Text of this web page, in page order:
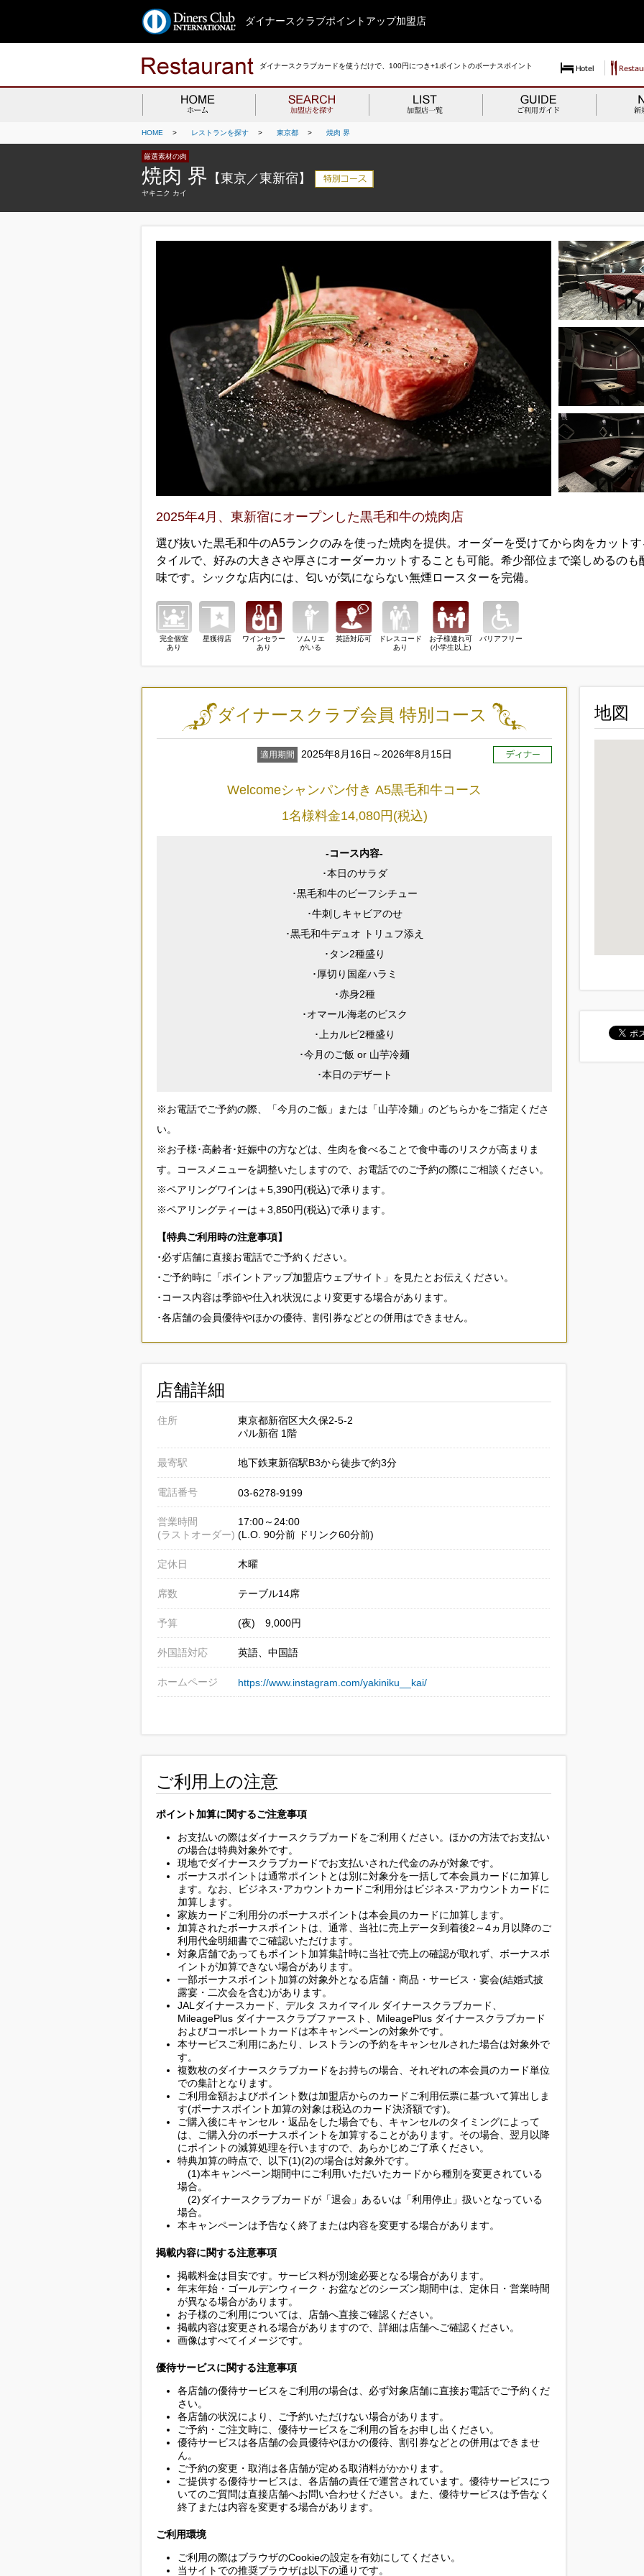
ダイナースクラブポイントアップ加盟店
ダイナースクラブカードを使うだけで、100円につき+1ポイントのボーナスポイント
HOME > レストランを探す > 東京都 > 焼肉 界
厳選素材の肉
焼肉 界 【東京／東新宿】
ヤキニク カイ
2025年4月、東新宿にオープンした黒毛和牛の焼肉店
選び抜いた黒毛和牛のA5ランクのみを使った焼肉を提供。オーダーを受けてから肉をカットす
タイルで、好みの大きさや厚さにオーダーカットすることも可能。希少部位まで楽しめるのも
味です。シックな店内には、匂いが気にならない無煙ロースターを完備。
完全個室
あり
星獲得店
ワインセラー
あり
ソムリエ
がいる
英語対応可
ドレスコード
あり
お子様連れ可
(小学生以上)
バリアフリー
ダイナースクラブ会員 特別コース
適用期間 2025年8月16日～2026年8月15日
Welcomeシャンパン付き A5黒毛和牛コース
1名様料金14,080円(税込)
-コース内容-
･本日のサラダ
･黒毛和牛のビーフシチュー
･牛刺しキャビアのせ
･黒毛和牛デュオ トリュフ添え
･タン2種盛り
･厚切り国産ハラミ
･赤身2種
･オマール海老のビスク
･上カルビ2種盛り
･今月のご飯 or 山芋冷麺
･本日のデザート
※お電話でご予約の際、「今月のご飯」または「山芋冷麺」のどちらかをご指定くださ
い。
※お子様･高齢者･妊娠中の方などは、生肉を食べることで食中毒のリスクが高まりま
す。コースメニューを調整いたしますので、お電話でのご予約の際にご相談ください。
※ペアリングワインは＋5,390円(税込)で承ります。
※ペアリングティーは＋3,850円(税込)で承ります。
【特典ご利用時の注意事項】
･必ず店舗に直接お電話でご予約ください。
･ご予約時に「ポイントアップ加盟店ウェブサイト」を見たとお伝えください。
･コース内容は季節や仕入れ状況により変更する場合があります。
･各店舗の会員優待やほかの優待、割引券などとの併用はできません。
店舗詳細
住所
東京都新宿区大久保2-5-2
パル新宿 1階
最寄駅 地下鉄東新宿駅B3から徒歩で約3分
電話番号 03-6278-9199
営業時間
(ラストオーダー)
17:00～24:00
(L.O. 90分前 ドリンク60分前)
定休日 木曜
席数 テーブル14席
予算 (夜) 9,000円
外国語対応 英語、中国語
ホームページ https://www.instagram.com/yakiniku__kai/
ご利用上の注意
ポイント加算に関するご注意事項
お支払いの際はダイナースクラブカードをご利用ください。ほかの方法でお支払い
の場合は特典対象外です。
現地でダイナースクラブカードでお支払いされた代金のみが対象です。
ボーナスポイントは通常ポイントとは別に対象分を一括して本会員カードに加算し
ます。なお、ビジネス･アカウントカードご利用分はビジネス･アカウントカードに
加算します。
家族カードご利用分のボーナスポイントは本会員のカードに加算します。
加算されたボーナスポイントは、通常、当社に売上データ到着後2～4ヵ月以降のご
利用代金明細書でご確認いただけます。
対象店舗であってもポイント加算集計時に当社で売上の確認が取れず、ボーナスポ
イントが加算できない場合があります。
一部ボーナスポイント加算の対象外となる店舗・商品・サービス・宴会(結婚式披
露宴・二次会を含む)があります。
JALダイナースカード、デルタ スカイマイル ダイナースクラブカード、
MileagePlus ダイナースクラブファースト、MileagePlus ダイナースクラブカード
およびコーポレートカードは本キャンペーンの対象外です。
本サービスご利用にあたり、レストランの予約をキャンセルされた場合は対象外で
す。
複数枚のダイナースクラブカードをお持ちの場合、それぞれの本会員のカード単位
での集計となります。
ご利用金額およびポイント数は加盟店からのカードご利用伝票に基づいて算出しま
す(ボーナスポイント加算の対象は税込のカード決済額です)。
ご購入後にキャンセル・返品をした場合でも、キャンセルのタイミングによって
は、ご購入分のボーナスポイントを加算することがあります。その場合、翌月以降
にポイントの減算処理を行いますので、あらかじめご了承ください。
特典加算の時点で、以下(1)(2)の場合は対象外です。
(1)本キャンペーン期間中にご利用いただいたカードから種別を変更されている
場合。
(2)ダイナースクラブカードが「退会」あるいは「利用停止」扱いとなっている
場合。
本キャンペーンは予告なく終了または内容を変更する場合があります。
掲載内容に関する注意事項
掲載料金は目安です。サービス料が別途必要となる場合があります。
年末年始・ゴールデンウィーク・お盆などのシーズン期間中は、定休日・営業時間
が異なる場合があります。
お子様のご利用については、店舗へ直接ご確認ください。
掲載内容は変更される場合がありますので、詳細は店舗へご確認ください。
画像はすべてイメージです。
優待サービスに関する注意事項
各店舗の優待サービスをご利用の場合は、必ず対象店舗に直接お電話でご予約くだ
さい。
各店舗の状況により、ご予約いただけない場合があります。
ご予約・ご注文時に、優待サービスをご利用の旨をお申し出ください。
優待サービスは各店舗の会員優待やほかの優待、割引券などとの併用はできませ
ん。
ご予約の変更・取消は各店舗が定める取消料がかかります。
ご提供する優待サービスは、各店舗の責任で運営されています。優待サービスにつ
いてのご質問は直接店舗へお問い合わせください。また、優待サービスは予告なく
終了または内容を変更する場合があります。
ご利用環境
ご利用の際はブラウザのCookieの設定を有効にしてください。
当サイトでの推奨ブラウザは以下の通りです。
地図